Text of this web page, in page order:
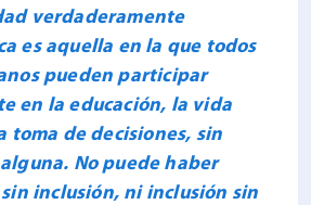
verdaderamente
es aquella en la que todos
pueden participar
en la educación, la vida
toma de decisiones, sin
No puede haber
inclusión, ni inclusión sin